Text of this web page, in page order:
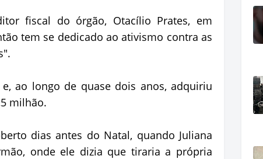
fiscal do órgão, Otacílio Prates, em
tem se dedicado ao ativismo contra as
ao longo de quase dois anos, adquiriu
milhão.
dias antes do Natal, quando Juliana
onde ele dizia que tiraria a própria